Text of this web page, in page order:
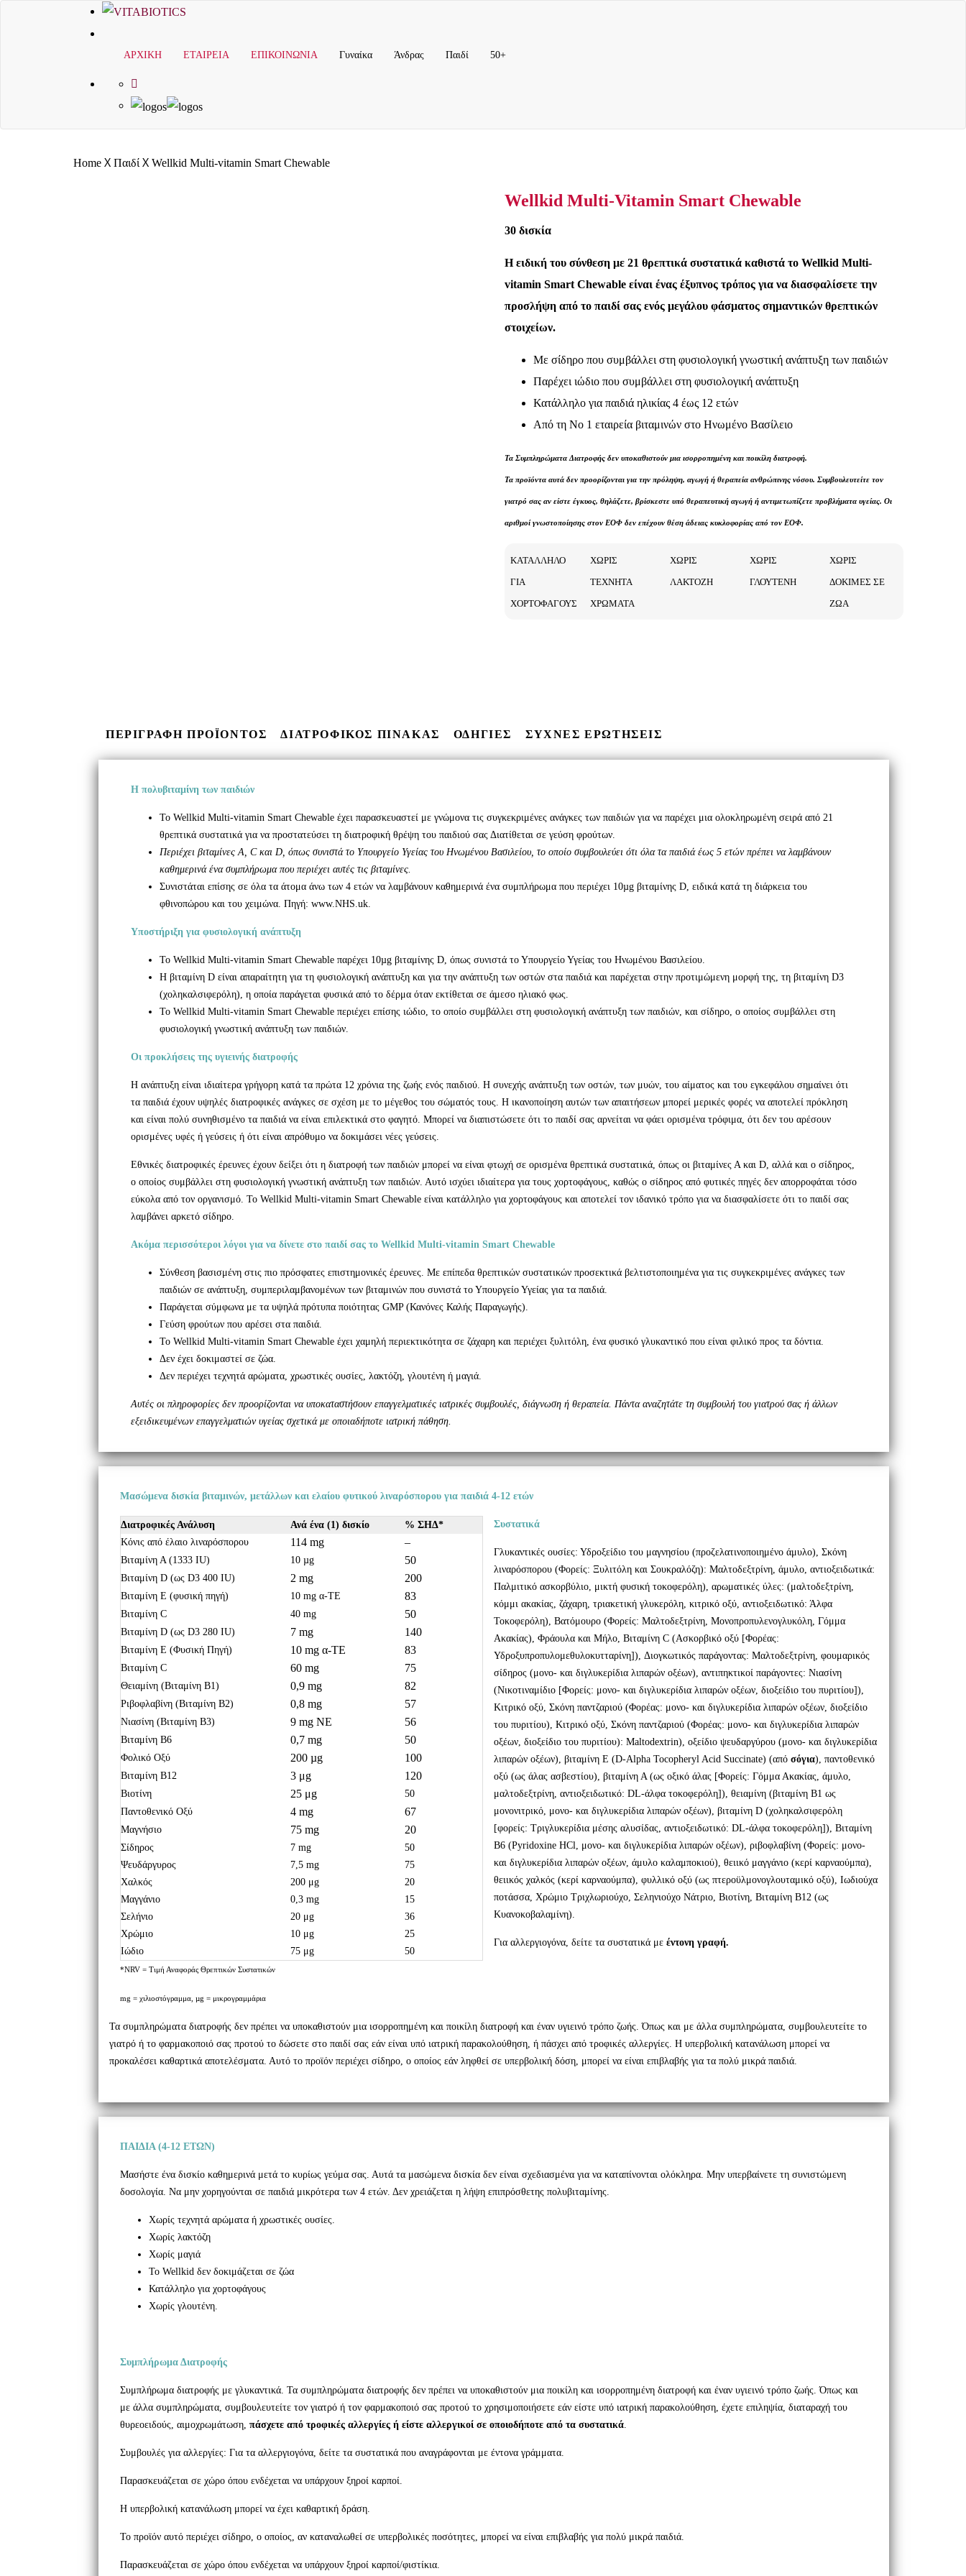
ΑΡΧΙΚΗ ΕΤΑΙΡΕΙΑ ΕΠΙΚΟΙΝΩΝΙΑ Γυναίκα Άνδρας Παιδί 50+
Home X Παιδί X Wellkid Multi-vitamin Smart Chewable
Wellkid Multi-Vitamin Smart Chewable
30 δισκία
Η ειδική του σύνθεση με 21 θρεπτικά συστατικά καθιστά το Wellkid Multi-
vitamin Smart Chewable είναι ένας έξυπνος τρόπος για να διασφαλίσετε την
προσλήψη από το παιδί σας ενός μεγάλου φάσματος σημαντικών θρεπτικών
στοιχείων.
Με σίδηρο που συμβάλλει στη φυσιολογική γνωστική ανάπτυξη των παιδιών
Παρέχει ιώδιο που συμβάλλει στη φυσιολογική ανάπτυξη
Κατάλληλο για παιδιά ηλικίας 4 έως 12 ετών
Από τη Νο 1 εταιρεία βιταμινών στο Ηνωμένο Βασίλειο
Τα Συμπληρώματα Διατροφής δεν υποκαθιστούν μια ισορροπημένη και ποικίλη διατροφή.
Τα προϊόντα αυτά δεν προορίζονται για την πρόληψη, αγωγή ή θεραπεία ανθρώπινης νόσου. Συμβουλευτείτε τον
γιατρό σας αν είστε έγκυος, θηλάζετε, βρίσκεστε υπό θεραπευτική αγωγή ή αντιμετωπίζετε προβλήματα υγείας. Οι
αριθμοί γνωστοποίησης στον ΕΟΦ δεν επέχουν θέση άδειας κυκλοφορίας από τον ΕΟΦ.
ΚΑΤΑΛΛΗΛΟ
ΓΙΑ
ΧΟΡΤΟΦΑΓΟΥΣ
ΧΩΡΙΣ
ΤΕΧΝΗΤΑ
ΧΡΩΜΑΤΑ
ΧΩΡΙΣ
ΛΑΚΤΟΖΗ
ΧΩΡΙΣ
ΓΛΟΥΤΕΝΗ
ΧΩΡΙΣ
ΔΟΚΙΜΕΣ ΣΕ
ΖΩΑ
ΠΕΡΙΓΡΑΦΗ ΠΡΟΪΟΝΤΟΣ ΔΙΑΤΡΟΦΙΚΟΣ ΠΙΝΑΚΑΣ ΟΔΗΓΙΕΣ ΣΥΧΝΕΣ ΕΡΩΤΗΣΕΙΣ
Η πολυβιταμίνη των παιδιών
Το Wellkid Multi-vitamin Smart Chewable έχει παρασκευαστεί με γνώμονα τις συγκεκριμένες ανάγκες των παιδιών για να παρέχει μια ολοκληρωμένη σειρά από 21
θρεπτικά συστατικά για να προστατεύσει τη διατροφική θρέψη του παιδιού σας Διατίθεται σε γεύση φρούτων.
Περιέχει βιταμίνες A Cκαι D , όπως συνιστά το Υπουργείο Υγείας του Ηνωμένου Βασιλείου, το οποίο συμβουλεύει ότι όλα τα παιδιά έως 5 ετών πρέπει να λαμβάνουν
καθημερινά ένα συμπλήρωμα που περιέχει αυτές τις βιταμίνες.
Συνιστάται επίσης σε όλα τα άτομα άνω των 4 ετών να λαμβάνουν καθημερινά ένα συμπλήρωμα που περιέχει 10µg βιταμίνης D, ειδικά κατά τη διάρκεια του
φθινοπώρου και του χειμώνα. Πηγή: www.NHS.uk.
Υποστήριξη για φυσιολογική ανάπτυξη
Το Wellkid Multi-vitamin Smart Chewable παρέχει 10µg βιταμίνης D, όπως συνιστά το Υπουργείο Υγείας του Ηνωμένου Βασιλείου.
Η βιταμίνη D είναι απαραίτητη για τη φυσιολογική ανάπτυξη και για την ανάπτυξη των οστών στα παιδιά και παρέχεται στην προτιμώμενη μορφή της, τη βιταμίνη D3
(χοληκαλσιφερόλη), η οποία παράγεται φυσικά από το δέρμα όταν εκτίθεται σε άμεσο ηλιακό φως.
Το Wellkid Multi-vitamin Smart Chewable περιέχει επίσης ιώδιο, το οποίο συμβάλλει στη φυσιολογική ανάπτυξη των παιδιών, και σίδηρο, ο οποίος συμβάλλει στη
φυσιολογική γνωστική ανάπτυξη των παιδιών.
Οι προκλήσεις της υγιεινής διατροφής
Η ανάπτυξη είναι ιδιαίτερα γρήγορη κατά τα πρώτα 12 χρόνια της ζωής ενός παιδιού. Η συνεχής ανάπτυξη των οστών, των μυών, του αίματος και του εγκεφάλου σημαίνει ότι
τα παιδιά έχουν υψηλές διατροφικές ανάγκες σε σχέση με το μέγεθος του σώματός τους. Η ικανοποίηση αυτών των απαιτήσεων μπορεί μερικές φορές να αποτελεί πρόκληση
και είναι πολύ συνηθισμένο τα παιδιά να είναι επιλεκτικά στο φαγητό. Μπορεί να διαπιστώσετε ότι το παιδί σας αρνείται να φάει ορισμένα τρόφιμα, ότι δεν του αρέσουν
ορισμένες υφές ή γεύσεις ή ότι είναι απρόθυμο να δοκιμάσει νέες γεύσεις.
Εθνικές διατροφικές έρευνες έχουν δείξει ότι η διατροφή των παιδιών μπορεί να είναι φτωχή σε ορισμένα θρεπτικά συστατικά, όπως οι βιταμίνες Α και D, αλλά και ο σίδηρος,
ο οποίος συμβάλλει στη φυσιολογική γνωστική ανάπτυξη των παιδιών. Αυτό ισχύει ιδιαίτερα για τους χορτοφάγους, καθώς ο σίδηρος από φυτικές πηγές δεν απορροφάται τόσο
εύκολα από τον οργανισμό. Το Wellkid Multi-vitamin Smart Chewable είναι κατάλληλο για χορτοφάγους και αποτελεί τον ιδανικό τρόπο για να διασφαλίσετε ότι το παιδί σας
λαμβάνει αρκετό σίδηρο.
Ακόμα περισσότεροι λόγοι για να δίνετε στο παιδί σας το Wellkid Multi-vitamin Smart Chewable
Σύνθεση βασισμένη στις πιο πρόσφατες επιστημονικές έρευνες. Με επίπεδα θρεπτικών συστατικών προσεκτικά βελτιστοποιημένα για τις συγκεκριμένες ανάγκες των
παιδιών σε ανάπτυξη, συμπεριλαμβανομένων των βιταμινών που συνιστά το Υπουργείο Υγείας για τα παιδιά.
Παράγεται σύμφωνα με τα υψηλά πρότυπα ποιότητας GMP (Κανόνες Καλής Παραγωγής).
Γεύση φρούτων που αρέσει στα παιδιά.
Το Wellkid Multi-vitamin Smart Chewable έχει χαμηλή περιεκτικότητα σε ζάχαρη και περιέχει ξυλιτόλη, ένα φυσικό γλυκαντικό που είναι φιλικό προς τα δόντια.
Δεν έχει δοκιμαστεί σε ζώα.
Δεν περιέχει τεχνητά αρώματα, χρωστικές ουσίες, λακτόζη, γλουτένη ή μαγιά.
Αυτές οι πληροφορίες δεν προορίζονται να υποκαταστήσουν επαγγελματικές ιατρικές συμβουλές, διάγνωση ή θεραπεία. Πάντα αναζητάτε τη συμβουλή του γιατρού σας ή άλλων
εξειδικευμένων επαγγελματιών υγείας σχετικά με οποιαδήποτε ιατρική πάθηση.
Μασώμενα δισκία βιταμινών, μετάλλων και ελαίου φυτικού λιναρόσπορου για παιδιά 4-12 ετών
Διατροφικές Ανάλυση Ανά ένα (1) δισκίο
% ΣΗΔ*
Κόνις από έλαιο λιναρόσπορου
114 mg –
Βιταμίνη Α (1333 IU) 10 µg 50
Βιταμίνη D (ως D3 400 IU) 2 mg 200
Βιταμίνη Ε (φυσική πηγή) 10 mg α-TE 83
Βιταμίνη C 40 mg 50
Βιταμίνη D (ως D3 280 IU) 7 mg 140
Βιταμίνη E (Φυσική Πηγή) 10 mg α-TE 83
Βιταμίνη C 60 mg 75
Θειαμίνη (Βιταμίνη B1) 0,9 mg 82
Ριβοφλαβίνη (Βιταμίνη B2) 0,8 mg 57
Νιασίνη (Βιταμίνη B3) 9 mg ΝΕ 56
Βιταμίνη B6 0,7 mg 50
Φoλικό Οξύ 200 µg 100
Βιταμίνη B12 3 μg 120
Βιοτίνη 25 μg
50
Παντοθενικό Οξύ
4 mg 67
Μαγνήσιο 75 mg 20
Σίδηρος 7 mg
50
Ψευδάργυρος
7,5 mg
75
Χαλκός
200 μg
20
Μαγγάνιο
0,3 mg
15
Σελήνιο
20 μg
36
Χρώμιο
10 μg
25
Ιώδιο
75 μg 50
*NRV = Τιμή Αναφοράς Θρεπτικών Συστατικών
mg = χιλιοστόγραμμα, µg = μικρογραμμάρια
Συστατικά
Γλυκαντικές ουσίες: Υδροξείδιο του μαγνησίου (προζελατινοποιημένο άμυλο), Σκόνη
λιναρόσπορου (Φορείς: Ξυλιτόλη και Σουκραλόζη): Μαλτοδεξτρίνη, άμυλο, αντιοξειδωτικά:
Παλμιτικό ασκορβύλιο, μικτή φυσική τοκοφερόλη), αρωματικές ύλες: (μαλτοδεξτρίνη,
κόμμι ακακίας, ζάχαρη, τριακετική γλυκερόλη, κιτρικό οξύ, αντιοξειδωτικό: Άλφα
Τοκοφερόλη), Βατόμουρο (Φορείς: Μαλτοδεξτρίνη, Μονοπροπυλενογλυκόλη, Γόμμα
Ακακίας), Φράουλα και Μήλο, Βιταμίνη C (Ασκορβικό οξύ [Φορέας:
Υδροξυπροπυλομεθυλοκυτταρίνη]), Διογκωτικός παράγοντας: Μαλτοδεξτρίνη, φουμαρικός
σίδηρος (μονο- και διγλυκερίδια λιπαρών οξέων), αντιπηκτικοί παράγοντες: Νιασίνη
(Νικοτιναμίδιο [Φορείς: μονο- και διγλυκερίδια λιπαρών οξέων, διοξείδιο του πυριτίου]),
Κιτρικό οξύ, Σκόνη παντζαριού (Φορέας: μονο- και διγλυκερίδια λιπαρών οξέων, διοξείδιο
του πυριτίου), Κιτρικό οξύ, Σκόνη παντζαριού (Φορέας: μονο- και διγλυκερίδια λιπαρών
οξέων, διοξείδιο του πυριτίου): Maltodextrin), οξείδιο ψευδαργύρου (μονο- και διγλυκερίδια
λιπαρών οξέων), βιταμίνη Ε (D-Alpha Tocopheryl Acid Succinate) (από σόγια), παντοθενικό
οξύ (ως άλας ασβεστίου), βιταμίνη Α (ως οξικό άλας [Φορείς: Γόμμα Ακακίας, άμυλο,
μαλτοδεξτρίνη, αντιοξειδωτικό: DL-άλφα τοκοφερόλη]), θειαμίνη (βιταμίνη Β1 ως
μονονιτρικό, μονο- και διγλυκερίδια λιπαρών οξέων), βιταμίνη D (χοληκαλσιφερόλη
[φορείς: Τριγλυκερίδια μέσης αλυσίδας, αντιοξειδωτικό: DL-άλφα τοκοφερόλη]), Βιταμίνη
Β6 (Pyridoxine HCl, μονο- και διγλυκερίδια λιπαρών οξέων), ριβοφλαβίνη (Φορείς: μονο-
και διγλυκερίδια λιπαρών οξέων, άμυλο καλαμποκιού), θειικό μαγγάνιο (κερί καρναούμπα),
θειικός χαλκός (κερί καρναούμπα), φυλλικό οξύ (ως πτεροϋλμονογλουταμικό οξύ), Ιωδιούχα
ποτάσσα, Χρώμιο Τριχλωριούχο, Σεληνιούχο Νάτριο, Βιοτίνη, Βιταμίνη Β12 (ως
Κυανοκοβαλαμίνη).
Για αλλεργιογόνα, δείτε τα συστατικά με έντονη γραφή.
Τα συμπληρώματα διατροφής δεν πρέπει να υποκαθιστούν μια ισορροπημένη και ποικίλη διατροφή και έναν υγιεινό τρόπο ζωής. Όπως και με άλλα συμπληρώματα, συμβουλευτείτε το
γιατρό ή το φαρμακοποιό σας προτού το δώσετε στο παιδί σας εάν είναι υπό ιατρική παρακολούθηση, ή πάσχει από τροφικές αλλεργίες Η υπερβολική κατανάλωση μπορεί να
προκαλέσει καθαρτικά αποτελέσματα. Αυτό το προϊόν περιέχει σίδηρο, ο οποίος εάν ληφθεί σε υπερβολική δόση, μπορεί να είναι επιβλαβής για τα πολύ μικρά παιδιά.
ΠΑΙΔΙΑ (4-12 ΕΤΩΝ)
Μασήστε ένα δισκίο καθημερινά μετά το κυρίως γεύμα σας. Αυτά τα μασώμενα δισκία δεν είναι σχεδιασμένα για να καταπίνονται ολόκληρα. Μην υπερβαίνετε τη συνιστώμενη
δοσολογία. Να μην χορηγούνται σε παιδιά μικρότερα των 4 ετών. Δεν χρειάζεται η λήψη επιπρόσθετης πολυβιταμίνης
Χωρίς τεχνητά αρώματα ή χρωστικές ουσίες.
Χωρίς λακτόζη
Χωρίς μαγιά
Το Wellkid δεν δοκιμάζεται σε ζώα
Κατάλληλο για χορτοφάγους
Χωρίς γλουτένη.
Συμπλήρωμα Διατροφής
Συμπλήρωμα διατροφής με γλυκαντικά. Τα συμπληρώματα διατροφής δεν πρέπει να υποκαθιστούν μια ποικίλη και ισορροπημένη διατροφή και έναν υγιεινό τρόπο ζωής. Όπως και
με άλλα συμπληρώματα, συμβουλευτείτε τον γιατρό ή τον φαρμακοποιό σας προτού το χρησιμοποιήσετε εάν είστε υπό ιατρική παρακολούθηση, έχετε επιληψία, διαταραχή του
θυρεοειδούς, αιμοχρωμάτωση, πάσχετε από τροφικές αλλεργίες ή είστε αλλεργικοί σε οποιοδήποτε από τα συστατικά
Συμβουλές για αλλεργίες: Για τα αλλεργιογόνα, δείτε τα συστατικά που αναγράφονται με έντονα γράμματα.
Παρασκευάζεται σε χώρο όπου ενδέχεται να υπάρχουν ξηροί καρποί.
Η υπερβολική κατανάλωση μπορεί να έχει καθαρτική δράση.
Το προϊόν αυτό περιέχει σίδηρο, ο οποίος, αν καταναλωθεί σε υπερβολικές ποσότητες, μπορεί να είναι επιβλαβής για πολύ μικρά παιδιά.
Παρασκευάζεται σε χώρο όπου ενδέχεται να υπάρχουν ξηροί καρποί/φιστίκια.